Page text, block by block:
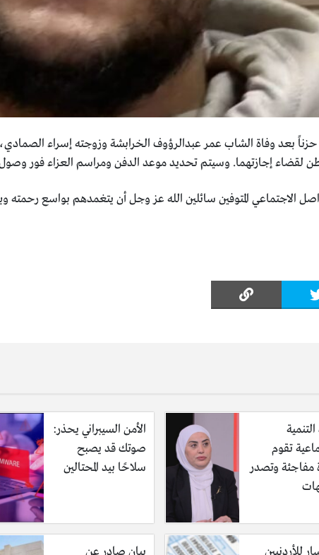
بعد وفاة الشاب عمر عبدالرؤوف الخرابشة وزوجته إسراء
لقضاء إجازتهما. وسيتم تحديد موعد الدفن ومراسم العزاء فور وصول
الاجتماعي المتوفين سائلين الله عز وجل أن يتغمدهم بواسع
تقوم
مفاجئة وتصدر
الأمن السيبراني يحذر:
صوتك قد يصبح
سلاحًا بيد المحتالين
للأردنيين
بيان صادر عن